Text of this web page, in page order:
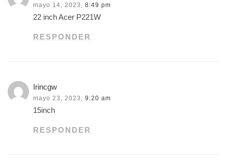
mayo 14, 2023, 8:49 pm
22 inch Acer P221W
RESPONDER
Irincgw
mayo 23, 2023, 9:20 am
15inch
RESPONDER